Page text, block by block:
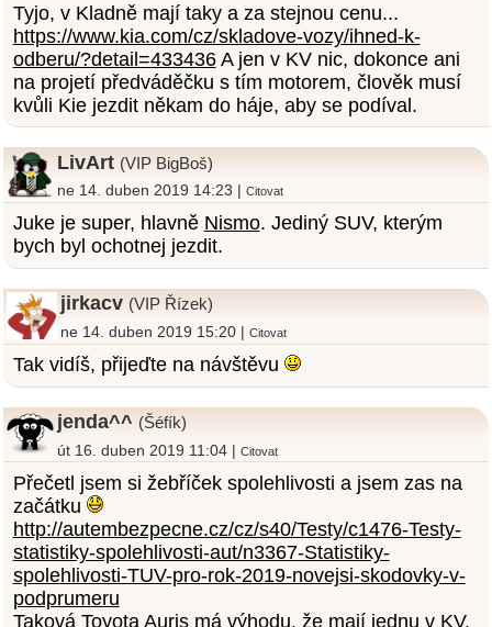
Tyjo, v Kladně mají taky a za stejnou cenu...
https://www.kia.com/cz/skladove-vozy/ihned-k-
odberu/?detail=433436A jen v KV nic, dokonce ani
na projetí předváděčku s tím motorem, člověk musí
kvůli Kie jezdit někam do háje, aby se podíval.
LivArt (VIP BigBoš)
ne 14. duben 2019 14:23 |Citovat
Juke je super, hlavně Nismo. Jediný SUV, kterým
bych byl ochotnej jezdit.
jirkacv (VIP Řízek)
ne 14. duben 2019 15:20 |Citovat
Tak vidíš, přijeďte na návštěvu
jenda^^ (Šéfík)
út 16. duben 2019 11:04 |Citovat
Přečetl jsem si žebříček spolehlivosti a jsem zas na
začátku
http://autembezpecne.cz/cz/s40/Testy/c1476-Testy-
statistiky-spolehlivosti-aut/n3367-Statistiky-
spolehlivosti-TUV-pro-rok-2019-novejsi-skodovky-v-
podprumeru
Taková Toyota Auris má výhodu, že mají jednu v KV,